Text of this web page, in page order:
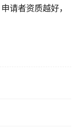
请者资质越好，